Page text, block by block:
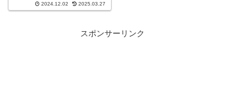
新しい情報はないのか、いつも
2024.12.02 2025.03.27
スポンサーリンク